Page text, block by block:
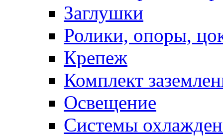
Заглушки
Ролики, опоры,
Крепеж
Комплект
Освещение
Системы